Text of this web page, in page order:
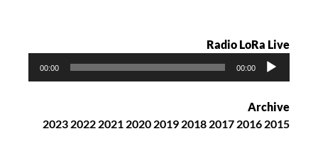
Radio LoRa Live
ک
ن
00:00
00:00
Archive
2015
2016
2017
2018
2019
2020
2021
2022
2023